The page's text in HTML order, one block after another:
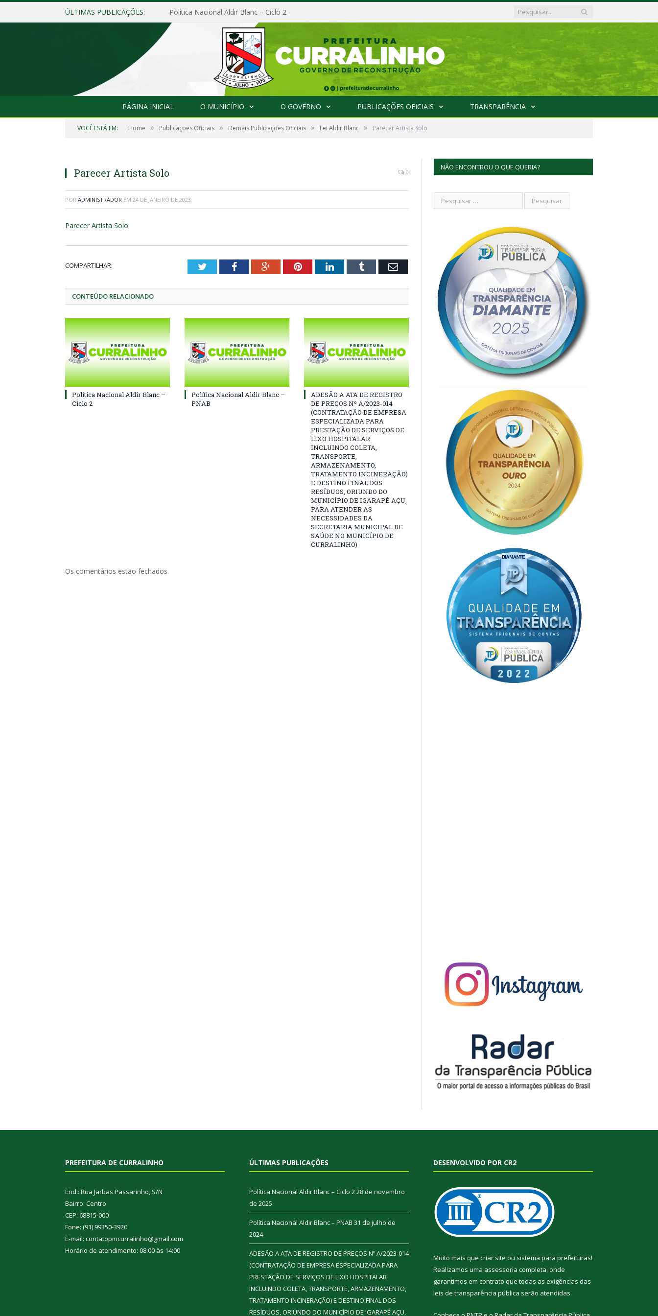
ÚLTIMAS PUBLICAÇÕES: Política Nacional Aldir Blanc – Ciclo 2
PÁGINA INICIAL O MUNICÍPIO O GOVERNO PUBLICAÇÕES OFICIAIS TRANSPARÊNCIA
VOCÊ ESTÁ EM: Home » Publicações Oficiais » Demais Publicações Oficiais » Lei Aldir Blanc » Parecer Artista Solo
Parecer Artista Solo 0
POR ADMINISTRADOR EM 24 DE JANEIRO DE 2023
Parecer Artista Solo
COMPARTILHAR: TwitterFacebookGoogle+PinterestLinkedInTumblr Email
CONTEÚDO RELACIONADO
Política Nacional Aldir Blanc –
Ciclo 2
Política Nacional Aldir Blanc –
PNAB
ADESÃO A ATA DE REGISTRO
DE PREÇOS Nº A/2023-014
(CONTRATAÇÃO DE EMPRESA
ESPECIALIZADA PARA
PRESTAÇÃO DE SERVIÇOS DE
LIXO HOSPITALAR
INCLUINDO COLETA,
TRANSPORTE,
ARMAZENAMENTO,
TRATAMENTO INCINERAÇÃO)
E DESTINO FINAL DOS
RESÍDUOS, ORIUNDO DO
MUNICÍPIO DE IGARAPÉ AÇU,
PARA ATENDER AS
NECESSIDADES DA
SECRETARIA MUNICIPAL DE
SAÚDE NO MUNICÍPIO DE
CURRALINHO)
Os comentários estão fechados.
NÃO ENCONTROU O QUE QUERIA?
PREFEITURA DE CURRALINHO
End.: Rua Jarbas Passarinho, S/N
Bairro: Centro
CEP: 68815-000
Fone: (91) 99350-3920
E-mail: contatopmcurralinho@gmail.com
Horário de atendimento: 08:00 às 14:00
ÚLTIMAS PUBLICAÇÕES
Política Nacional Aldir Blanc – Ciclo 228 de novembro
de 2025
Política Nacional Aldir Blanc – PNAB 31 de julho de
2024
ADESÃO A ATA DE REGISTRO DE PREÇOS Nº A/2023-014
(CONTRATAÇÃO DE EMPRESA ESPECIALIZADA PARA
PRESTAÇÃO DE SERVIÇOS DE LIXO HOSPITALAR
INCLUINDO COLETA, TRANSPORTE, ARMAZENAMENTO,
TRATAMENTO INCINERAÇÃO) E DESTINO FINAL DOS
RESÍDUOS, ORIUNDO DO MUNICÍPIO DE IGARAPÉ AÇU,
DESENVOLVIDO POR CR2
Muito mais que criar site ou sistema para prefeituras!
Realizamos uma assessoria completa, onde
garantimos em contrato que todas as exigências das
leis de transparência pública serão atendidas.